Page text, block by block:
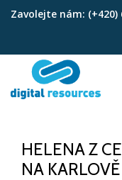
Zavolejte nám: (+420)
HELENA Z
NA